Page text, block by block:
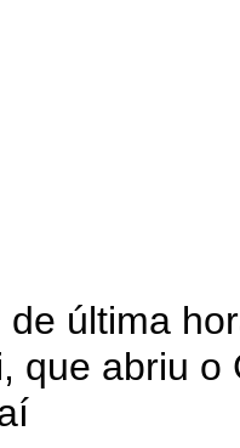
última
que abriu o